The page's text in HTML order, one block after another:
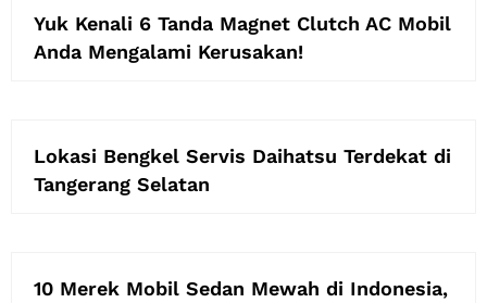
Yuk Kenali 6 Tanda Magnet Clutch AC Mobil
Anda Mengalami Kerusakan!
Lokasi Bengkel Servis Daihatsu Terdekat di
Tangerang Selatan
10 Merek Mobil Sedan Mewah di Indonesia,